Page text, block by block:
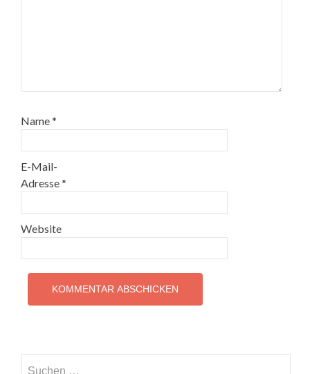
Name*
E-Mail-
Adresse*
Website